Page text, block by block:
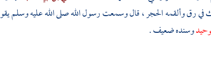
في رق وألقمه الحجر ، قال وسمعت رسول الله صلى الله عليه وسلم
وسنده ضعيف .